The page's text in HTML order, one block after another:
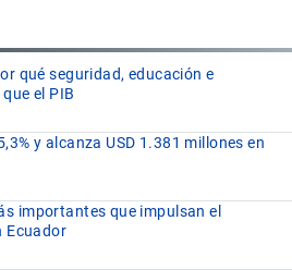
qué seguridad, educación e
el PIB
y alcanza USD 1.381 millones en
importantes que impulsan el
Ecuador